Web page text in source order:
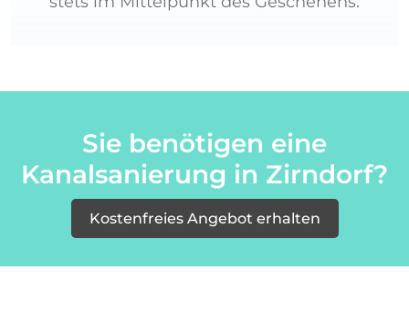
Sie benötigen eine
Kanalsanierung in Zirndorf?
Kostenfreies Angebot erhalten